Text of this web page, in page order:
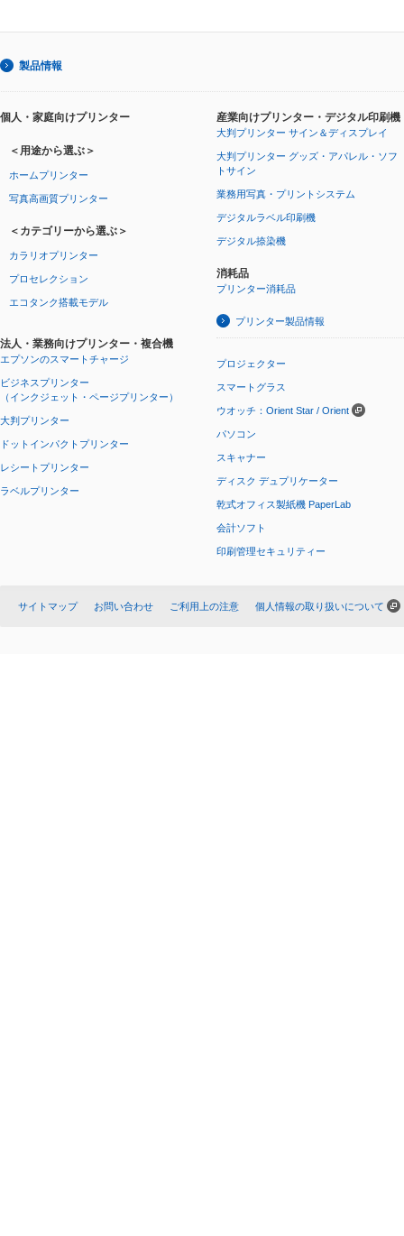
製品情報
個人・家庭向けプリンター
＜用途から選ぶ＞
ホームプリンター
写真高画質プリンター
＜カテゴリーから選ぶ＞
カラリオプリンター
プロセレクション
エコタンク搭載モデル
法人・業務向けプリンター・複合機
エプソンのスマートチャージ
ビジネスプリンター
（インクジェット・ページプリンター）
大判プリンター
ドットインパクトプリンター
レシートプリンター
ラベルプリンター
産業向けプリンター・デジタル印刷機
大判プリンター サイン＆ディスプレイ
大判プリンター グッズ・アパレル・ソフ
トサイン
業務用写真・プリントシステム
デジタルラベル印刷機
デジタル捺染機
消耗品
プリンター消耗品
プリンター製品情報
プロジェクター
スマートグラス
ウオッチ：Orient Star / Orient
パソコン
スキャナー
ディスク デュプリケーター
乾式オフィス製紙機 PaperLab
会計ソフト
印刷管理セキュリティー
サイトマップ お問い合わせ ご利用上の注意 個人情報の取り扱いについて